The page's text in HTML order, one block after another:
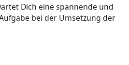
Dich eine spannende und
bei der Umsetzung der